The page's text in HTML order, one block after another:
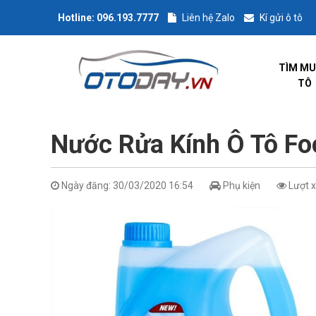
Hotline: 096.193.7777 Liên hệ Zalo Kí gửi ô tô
TÌM
TÔ
Nước Rửa Kính Ô Tô
Ngày đăng: 30/03/2020 16:54 Phụ kiện Lượt